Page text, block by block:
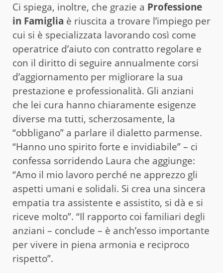
Ci spiega, inoltre, che grazie a Professione
in Famiglia è riuscita a trovare l’impiego per
cui si è specializzata lavorando così come
operatrice d’aiuto con contratto regolare e
con il diritto di seguire annualmente corsi
d’aggiornamento per migliorare la sua
prestazione e professionalità. Gli anziani
che lei cura hanno chiaramente esigenze
diverse ma tutti, scherzosamente, la
“obbligano” a parlare il dialetto parmense.
“Hanno uno spirito forte e invidiabile” – ci
confessa sorridendo Laura che aggiunge:
“Amo il mio lavoro perché ne apprezzo gli
aspetti umani e solidali. Si crea una sincera
empatia tra assistente e assistito, si dà e si
riceve molto”. “Il rapporto coi familiari degli
anziani – conclude – è anch’esso importante
per vivere in piena armonia e reciproco
rispetto”.